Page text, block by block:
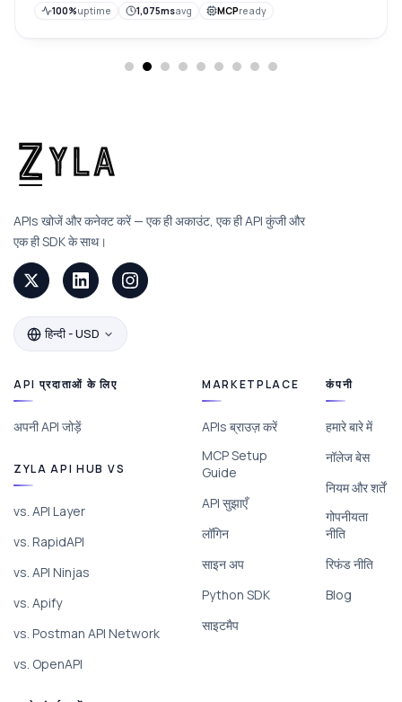
100%uptime 1,075msavg MCPready
APIs खोजें और कनेक्ट करें — एक ही अकाउंट, एक ही API कुंजी और
एक ही SDK के साथ।
हिन्दी - USD
API प्रदाताओं के लिए
अपनी API जोड़ें
ZYLA API HUB VS
vs. API Layer
vs. RapidAPI
vs. API Ninjas
vs. Apify
vs. Postman API Network
vs. OpenAPI
MARKETPLACE
APIs ब्राउज़ करें
MCP Setup
Guide
API सुझाएँ
लॉगिन
साइन अप
Python SDK
साइटमैप
कंपनी
हमारे बारे में
नॉलेज बेस
नियम और शर्तें
गोपनीयता
नीति
रिफंड नीति
Blog